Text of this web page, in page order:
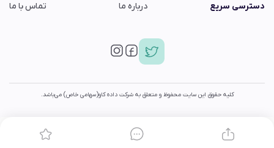
دسترسی سریع درباره ما تماس با ما
کلیه حقوق این سایت محفوظ و متعلق به شرکت داده کاو(سهامی خاص) می‌باشد.